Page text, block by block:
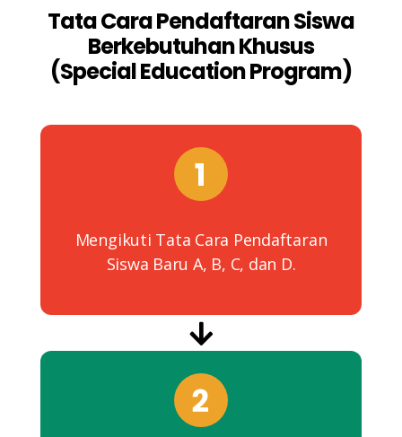
Tata Cara Pendaftaran Siswa
Berkebutuhan Khusus
(Special Education Program)
Mengikuti Tata Cara Pendaftaran
Siswa Baru A, B, C, dan D.